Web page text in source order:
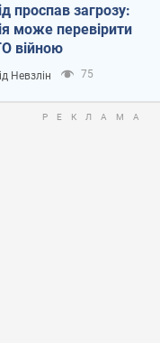
проспав загрозу:
може перевірити
війною
Невзлін 75